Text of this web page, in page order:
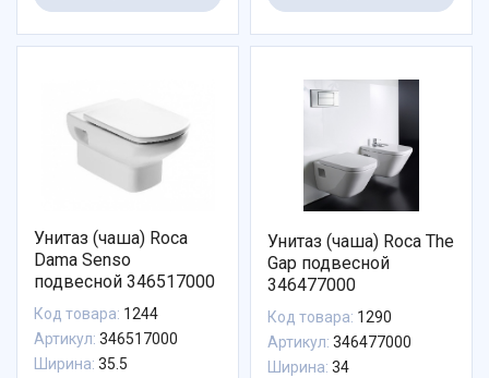
Унитаз (чаша) Roca
Dama Senso
подвесной 346517000
Код товара: 1244
Артикул: 346517000
Ширина: 35.5
Унитаз (чаша) Roca The
Gap подвесной
346477000
Код товара: 1290
Артикул: 346477000
Ширина: 34